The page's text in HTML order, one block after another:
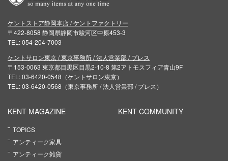
ケントストア静岡本店 / ケントファクトリー
〒422-8058 静岡県静岡市駿河区中原453-3
TEL: 054-204-7003
ケントサロン東京 / 東京事務所 / 法人営業部 / プレス
〒153-0063 東京都目黒区目黒2-10-8 第2アトモスフィア青山9F
TEL: 03-6420-0548（ケントサロン東京）
TEL: 03-6420-0568（東京事務所 / 法人営業部 / プレス）
KENT MAGAZINE
TOPICS
アンティーク家具
アンティーク雑貨
KENT COMMUNITY